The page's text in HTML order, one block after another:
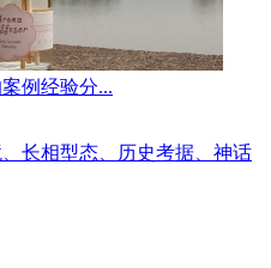
例经验分...
长相型态、历史考据、神话